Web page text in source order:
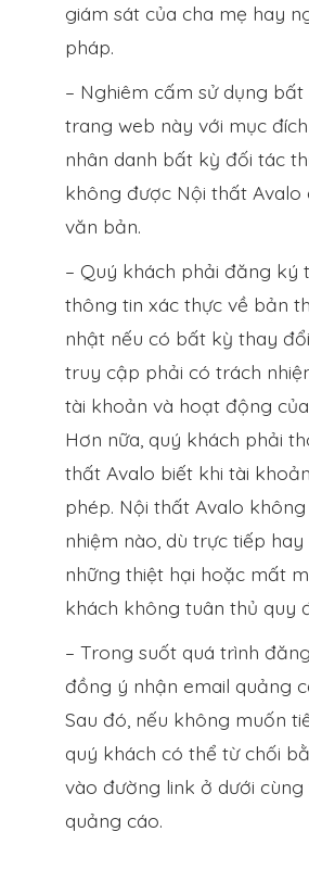
giám sát của cha mẹ hay
pháp.
– Nghiêm cấm sử dụng
trang web này với mục
nhân danh bất kỳ đối tác
không được Nội thất
văn bản.
– Quý khách phải đăng ký
thông tin xác thực về bản
nhật nếu có bất kỳ thay
truy cập phải có trách
tài khoản và hoạt động
Hơn nữa, quý khách phải
thất Avalo biết khi tài
phép. Nội thất Avalo
nhiệm nào, dù trực tiếp
những thiệt hại hoặc mất
khách không tuân thủ quy
– Trong suốt quá trình
đồng ý nhận email quảng
Sau đó, nếu không muốn
quý khách có thể từ chối
vào đường link ở dưới
quảng cáo.